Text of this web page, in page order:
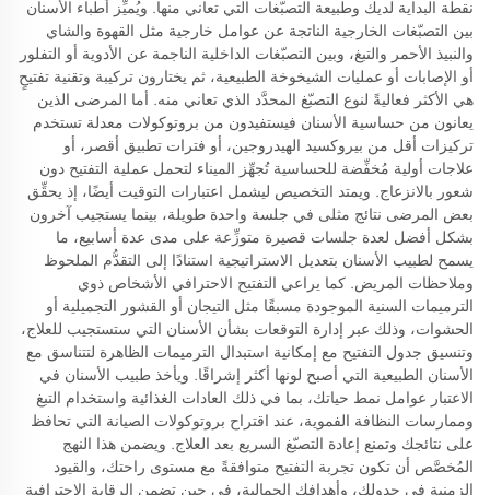
نقطة البداية لديك وطبيعة التصبّغات التي تعاني منها. ويُميِّز أطباء الأسنان
بين التصبّغات الخارجية الناتجة عن عوامل خارجية مثل القهوة والشاي
والنبيذ الأحمر والتبغ، وبين التصبّغات الداخلية الناجمة عن الأدوية أو التفلور
أو الإصابات أو عمليات الشيخوخة الطبيعية، ثم يختارون تركيبة وتقنية تفتيحٍ
هي الأكثر فعاليةً لنوع التصبّغ المحدَّد الذي تعاني منه. أما المرضى الذين
يعانون من حساسية الأسنان فيستفيدون من بروتوكولات معدلة تستخدم
تركيزات أقل من بيروكسيد الهيدروجين، أو فترات تطبيق أقصر، أو
علاجات أولية مُخفِّضة للحساسية تُجهِّز الميناء لتحمل عملية التفتيح دون
شعور بالانزعاج. ويمتد التخصيص ليشمل اعتبارات التوقيت أيضًا، إذ يحقِّق
بعض المرضى نتائج مثلى في جلسة واحدة طويلة، بينما يستجيب آخرون
بشكل أفضل لعدة جلسات قصيرة متوزِّعة على مدى عدة أسابيع، ما
يسمح لطبيب الأسنان بتعديل الاستراتيجية استنادًا إلى التقدُّم الملحوظ
وملاحظات المريض. كما يراعي التفتيح الاحترافي الأشخاص ذوي
الترميمات السنية الموجودة مسبقًا مثل التيجان أو القشور التجميلية أو
الحشوات، وذلك عبر إدارة التوقعات بشأن الأسنان التي ستستجيب للعلاج،
وتنسيق جدول التفتيح مع إمكانية استبدال الترميمات الظاهرة لتتناسق مع
الأسنان الطبيعية التي أصبح لونها أكثر إشراقًا. ويأخذ طبيب الأسنان في
الاعتبار عوامل نمط حياتك، بما في ذلك العادات الغذائية واستخدام التبغ
وممارسات النظافة الفموية، عند اقتراح بروتوكولات الصيانة التي تحافظ
على نتائجك وتمنع إعادة التصبّغ السريع بعد العلاج. ويضمن هذا النهج
المُخصَّص أن تكون تجربة التفتيح متوافقةً مع مستوى راحتك، والقيود
الزمنية في جدولك، وأهدافك الجمالية، في حين تضمن الرقابة الاحترافية